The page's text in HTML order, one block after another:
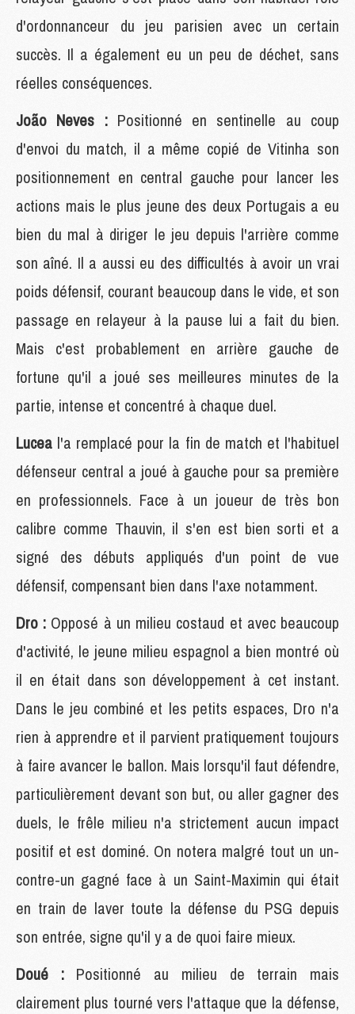
d'ordonnanceur du jeu parisien avec un certain
succès. Il a également eu un peu de déchet, sans
réelles conséquences.
João Neves : Positionné en sentinelle au coup
d'envoi du match, il a même copié de Vitinha son
positionnement en central gauche pour lancer les
actions mais le plus jeune des deux Portugais a eu
bien du mal à diriger le jeu depuis l'arrière comme
son aîné. Il a aussi eu des difficultés à avoir un vrai
poids défensif, courant beaucoup dans le vide, et son
passage en relayeur à la pause lui a fait du bien.
Mais c'est probablement en arrière gauche de
fortune qu'il a joué ses meilleures minutes de la
partie, intense et concentré à chaque duel.
Lucea l'a remplacé pour la fin de match et l'habituel
défenseur central a joué à gauche pour sa première
en professionnels. Face à un joueur de très bon
calibre comme Thauvin, il s'en est bien sorti et a
signé des débuts appliqués d'un point de vue
défensif, compensant bien dans l'axe notamment.
Dro : Opposé à un milieu costaud et avec beaucoup
d'activité, le jeune milieu espagnol a bien montré où
il en était dans son développement à cet instant.
Dans le jeu combiné et les petits espaces, Dro n'a
rien à apprendre et il parvient pratiquement toujours
à faire avancer le ballon. Mais lorsqu'il faut défendre,
particulièrement devant son but, ou aller gagner des
duels, le frêle milieu n'a strictement aucun impact
positif et est dominé. On notera malgré tout un un-
contre-un gagné face à un Saint-Maximin qui était
en train de laver toute la défense du PSG depuis
son entrée, signe qu'il y a de quoi faire mieux.
Doué : Positionné au milieu de terrain mais
clairement plus tourné vers l'attaque que la défense,